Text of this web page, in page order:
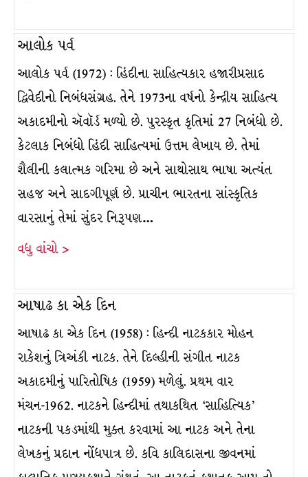
આલોક પર્વ
આલોક પર્વ (1972) : હિંદીના સાહિત્યકાર હજારીપ્રસાદ
દ્વિવેદીનો નિબંધસંગ્રહ. તેને 1973ના વર્ષનો કેન્દ્રીય સાહિત્ય
અકાદમીનો ઍવૉર્ડ મળ્યો છે. પુરસ્કૃત કૃતિમાં 27 નિબંધો છે.
કેટલાક નિબંધો હિંદી સાહિત્યમાં ઉત્તમ લેખાય છે. તેમાં
શૈલીની કલાત્મક ગરિમા છે અને સાથોસાથ ભાષા અત્યંત
સહજ અને સાદગીપૂર્ણ છે. પ્રાચીન ભારતના સાંસ્કૃતિક
વારસાનું તેમાં સુંદર નિરૂપણ…
વધુ વાંચો >
આષાઢ કા એક દિન
આષાઢ કા એક દિન (1958) : હિન્દી નાટકકાર મોહન
રાકેશનું ત્રિઅંકી નાટક. તેને દિલ્હીની સંગીત નાટક
અકાદમીનું પારિતોષિક (1959) મળેલું. પ્રથમ વાર
મંચન-1962. નાટકને હિન્દીમાં તથાકથિત ‘સાહિત્યિક’
નાટકની પકડમાંથી મુક્ત કરવામાં આ નાટક અને તેના
લેખકનું પ્રદાન નોંધપાત્ર છે. કવિ કાલિદાસના જીવનમાં